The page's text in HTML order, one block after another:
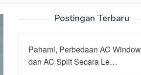
Postingan Terbaru
Pahami, Perbedaan AC Window
dan AC Split Secara Le…